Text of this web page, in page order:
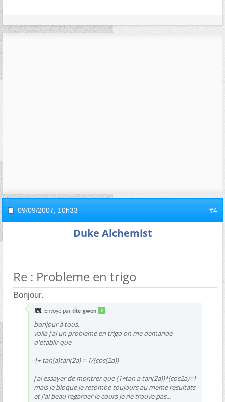
09/09/2007, 10h33 #4
Duke Alchemist
Re : Probleme en trigo
Bonjour.
Envoyé par tite-gwen
bonjour à tous,
voila j'ai un probleme en trigo on me demande
d'etablir que
1+ tan(a)tan(2a) = 1/(cos(2a))
j'ai essayer de montrer que (1+tan a tan(2a))*(cos2a)=1
mais je bloque je retombe toujours au meme resultats
et j'ai beau regarder le cours je ne trouve pas...